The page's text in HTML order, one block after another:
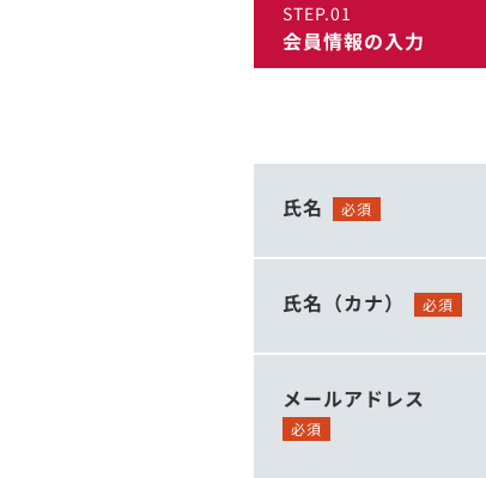
STEP.01
会員情報の入力
氏名 必須
氏名（カナ） 必須
メールアドレス
必須